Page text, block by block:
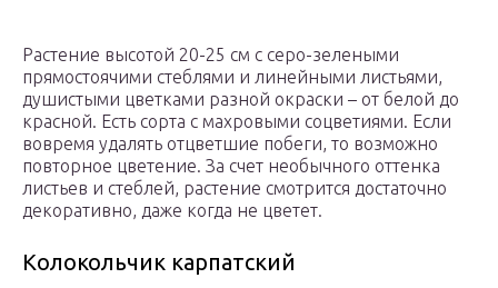
Растение высотой 20-25 см с серо-зелеными
прямостоячими стеблями и линейными листьями,
душистыми цветками разной окраски – от белой до
красной. Есть сорта с махровыми соцветиями. Если
вовремя удалять отцветшие побеги, то возможно
повторное цветение. За счет необычного оттенка
листьев и стеблей, растение смотрится достаточно
декоративно, даже когда не цветет.
Колокольчик карпатский